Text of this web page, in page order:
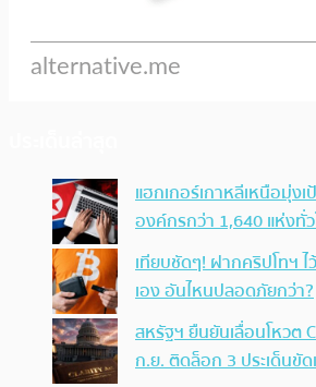
แฮกเกอร์เกาหลีเหนือมุ่งเ
องค์กรกว่า 1,640 แห่งทั่ว
เทียบชัดๆ! ฝากคริปโทฯ
เอง อันไหนปลอดภัยกว่า?
สหรัฐฯ ยืนยันเลื่อนโหวต
ก.ย. ติดล็อก 3 ประเด็นขั